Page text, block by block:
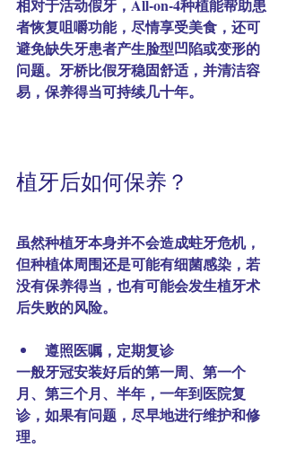
相对于活动假牙，All-on-4种植能帮助患
者恢复咀嚼功能，尽情享受美食，还可
避免缺失牙患者产生脸型凹陷或变形的
问题。牙桥比假牙稳固舒适，并清洁容
易，保养得当可持续几十年。
植牙后如何保养？
虽然种植牙本身并不会造成蛀牙危机，
但种植体周围还是可能有细菌感染，若
没有保养得当，也有可能会发生植牙术
后失败的风险。
遵照医嘱，定期复诊
一般牙冠安装好后的第一周、第一个
月、第三个月、半年，一年到医院复
诊，如果有问题，尽早地进行维护和修
理。